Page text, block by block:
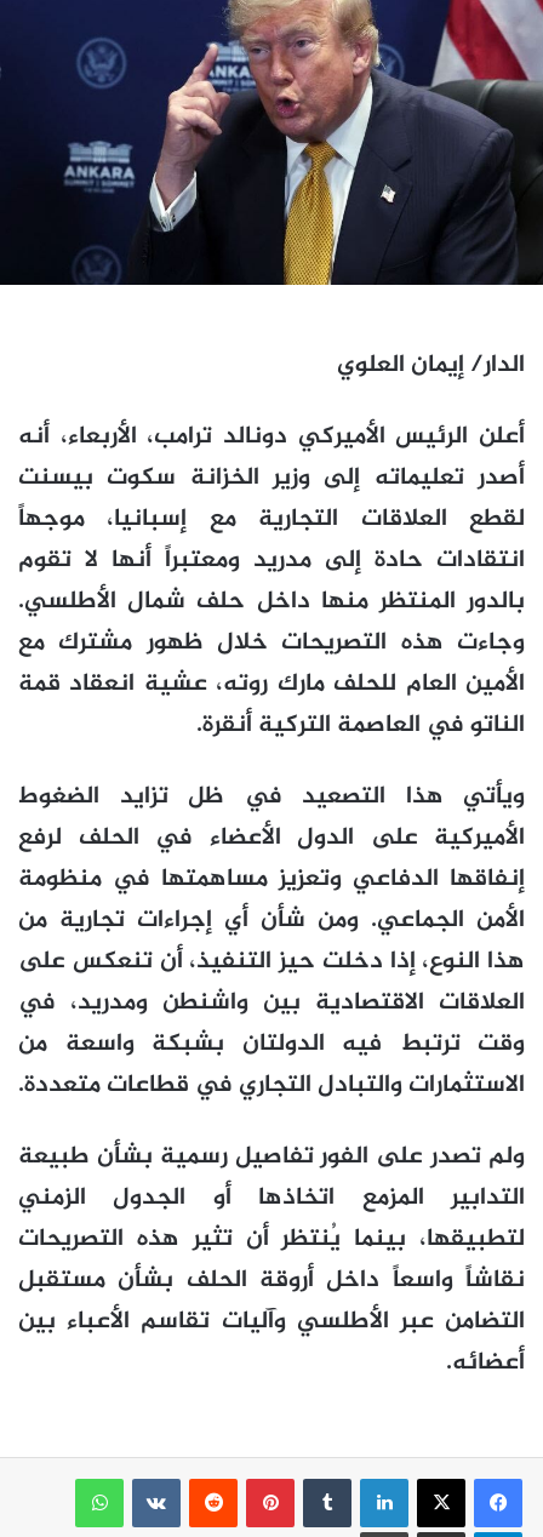
الدار/ إيمان العلوي
أعلن الرئيس الأميركي دونالد ترامب، الأربعاء، أنه
أصدر تعليماته إلى وزير الخزانة سكوت بيسنت
لقطع العلاقات التجارية مع إسبانيا، موجهاً
انتقادات حادة إلى مدريد ومعتبراً أنها لا تقوم
بالدور المنتظر منها داخل حلف شمال الأطلسي.
وجاءت هذه التصريحات خلال ظهور مشترك مع
الأمين العام للحلف مارك روته، عشية انعقاد قمة
الناتو في العاصمة التركية أنقرة.
ويأتي هذا التصعيد في ظل تزايد الضغوط
الأميركية على الدول الأعضاء في الحلف لرفع
إنفاقها الدفاعي وتعزيز مساهمتها في منظومة
الأمن الجماعي. ومن شأن أي إجراءات تجارية من
هذا النوع، إذا دخلت حيز التنفيذ، أن تنعكس على
العلاقات الاقتصادية بين واشنطن ومدريد، في
وقت ترتبط فيه الدولتان بشبكة واسعة من
الاستثمارات والتبادل التجاري في قطاعات متعددة.
ولم تصدر على الفور تفاصيل رسمية بشأن طبيعة
التدابير المزمع اتخاذها أو الجدول الزمني
لتطبيقها، بينما يُنتظر أن تثير هذه التصريحات
نقاشاً واسعاً داخل أروقة الحلف بشأن مستقبل
التضامن عبر الأطلسي وآليات تقاسم الأعباء بين
أعضائه.
لينكدإن بينتيريست
واتساب
تيلقرام مشاركة عبر البريد طباعة